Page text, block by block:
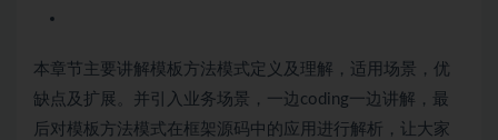
本章节主要讲解模板方法模式定义及理解，适用场景，优
缺点及扩展。并引入业务场景，一边coding一边讲解，最
后对模板方法模式在框架源码中的应用进行解析，让大家